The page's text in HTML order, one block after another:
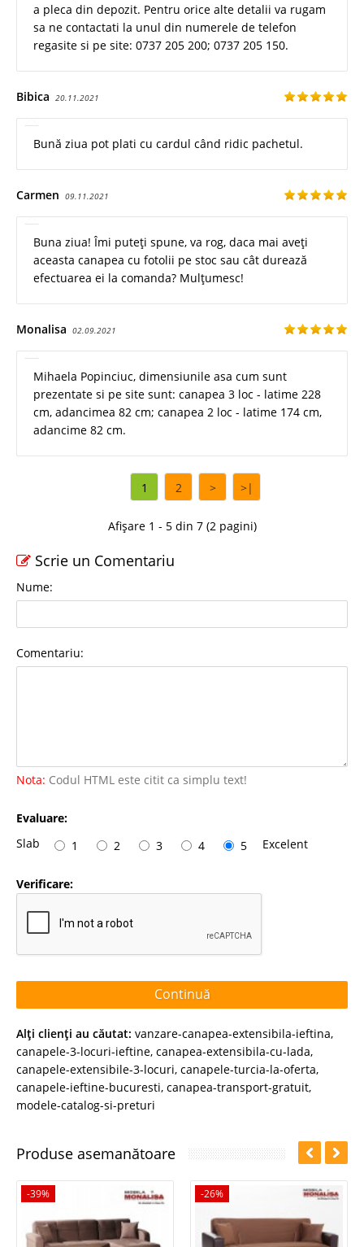
a pleca din depozit. Pentru orice alte detalii va rugam
sa ne contactati la unul din numerele de telefon
regasite si pe site: 0737 205 200; 0737 205 150.
Bibica 20.11.2021
Bună ziua pot plati cu cardul când ridic pachetul.
Carmen 09.11.2021
Buna ziua! Îmi puteți spune, va rog, daca mai aveți
aceasta canapea cu fotolii pe stoc sau cât durează
efectuarea ei la comanda? Mulțumesc!
Monalisa 02.09.2021
Mihaela Popinciuc, dimensiunile asa cum sunt
prezentate si pe site sunt: canapea 3 loc - latime 228
cm, adancimea 82 cm; canapea 2 loc - latime 174 cm,
adancime 82 cm.
1 2 > >|
Afișare 1 - 5 din 7 (2 pagini)
Scrie un Comentariu
Nume:
Comentariu:
Nota: Codul HTML este citit ca simplu text!
Evaluare:
Slab
1 2 3 4 5 Excelent
Verificare:
Continuă
Alţi clienţi au căutat: vanzare-canapea-extensibila-ieftina,
canapele-3-locuri-ieftine, canapea-extensibila-cu-lada,
canapele-extensibile-3-locuri, canapele-turcia-la-oferta,
canapele-ieftine-bucuresti, canapea-transport-gratuit,
modele-catalog-si-preturi
Produse asemanătoare
-39% -26%